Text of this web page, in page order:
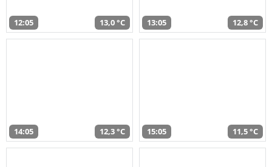
12:05 13,0 °C 13:05 12,8 °C
14:05 12,3 °C 15:05 11,5 °C